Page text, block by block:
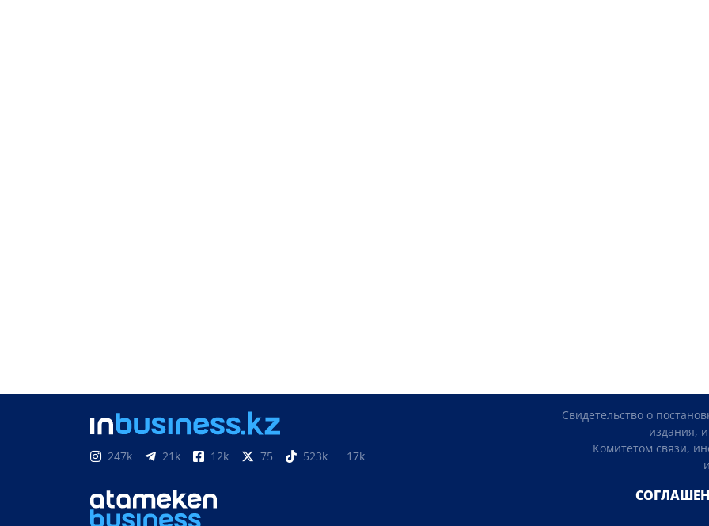
247k 21k 12k 75 523k 17k
Свидетельство о
издания,
Комитетом связи,